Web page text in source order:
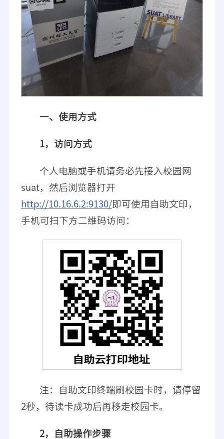
一、使用方式
1，访问方式
个人电脑或手机请务必先接入校园网
suat，然后浏览器打开
http://10.16.6.2:9130/即可使用自助文印，
手机可扫下方二维码访问：
注：自助文印终端刷校园卡时，请停留
2秒，待读卡成功后再移走校园卡。
2，自助操作步骤